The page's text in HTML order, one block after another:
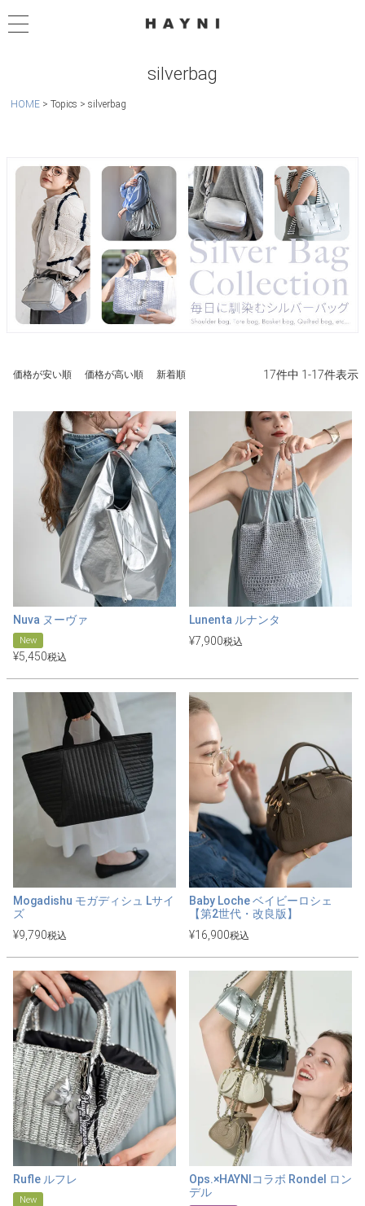
silverbag
HOME Topics silverbag
価格が安い順 価格が高い順 新着順 17件中 1-17件表示
Nuva ヌーヴァ
New
¥5,450税込
Lunenta ルナンタ
¥7,900税込
Mogadishu モガディシュ Lサイ
ズ
¥9,790税込
Baby Loche ベイビーロシェ
【第2世代・改良版】
¥16,900税込
Rufle ルフレ
New
Ops.×HAYNIコラボ Rondel ロン
デル